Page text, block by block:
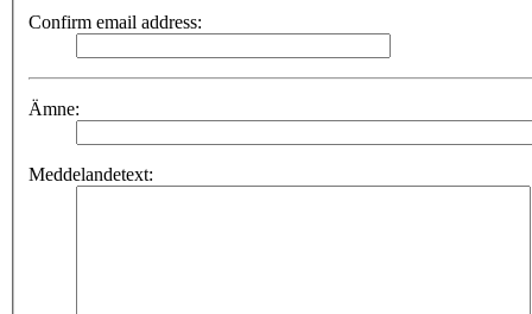
Confirm email address:
Ämne:
Meddelandetext: